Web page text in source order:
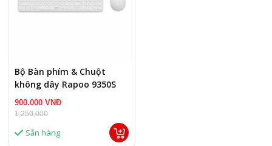
Bộ Bàn phím & Chuột
không dây Rapoo 9350S
MuIti trắng
900.000 VNĐ
1,250,000
Sẵn hàng